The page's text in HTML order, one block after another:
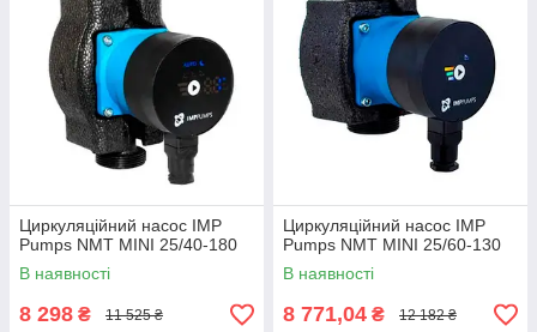
Циркуляційний насос IMP
Pumps NMT MINI 25/40-180
В наявності
8 298 ₴ 11 525 ₴
Циркуляційний насос IMP
Pumps NMT MINI 25/60-130
В наявності
8 771,04 ₴ 12 182 ₴